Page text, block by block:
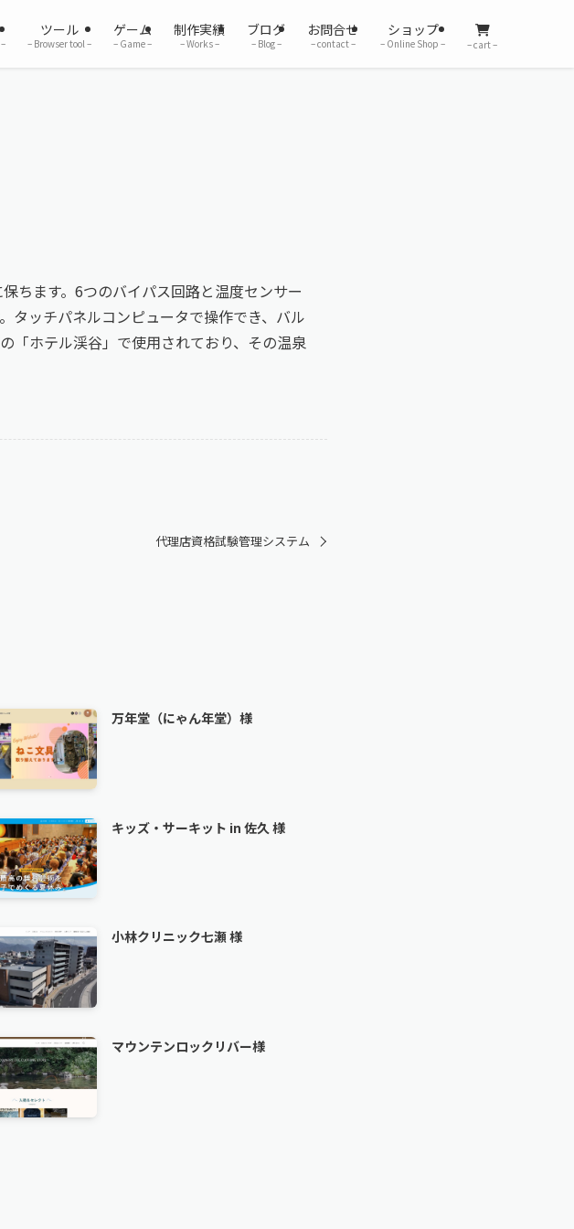
ツール
– Browser tool –
ゲーム
– Game –
制作実績
– Works –
ブログ
– Blog –
お問合せ
– contact –
ショップ
– Online Shop – – cart –
ちます。6つのバイパス回路と温度センサー
タッチパネルコンピュータで操作でき、バル
「ホテル渓谷」で使用されており、その温泉
代理店資格試験管理システム
万年堂（にゃん年堂）様
キッズ・サーキット in 佐久 様
小林クリニック七瀬 様
マウンテンロックリバー様